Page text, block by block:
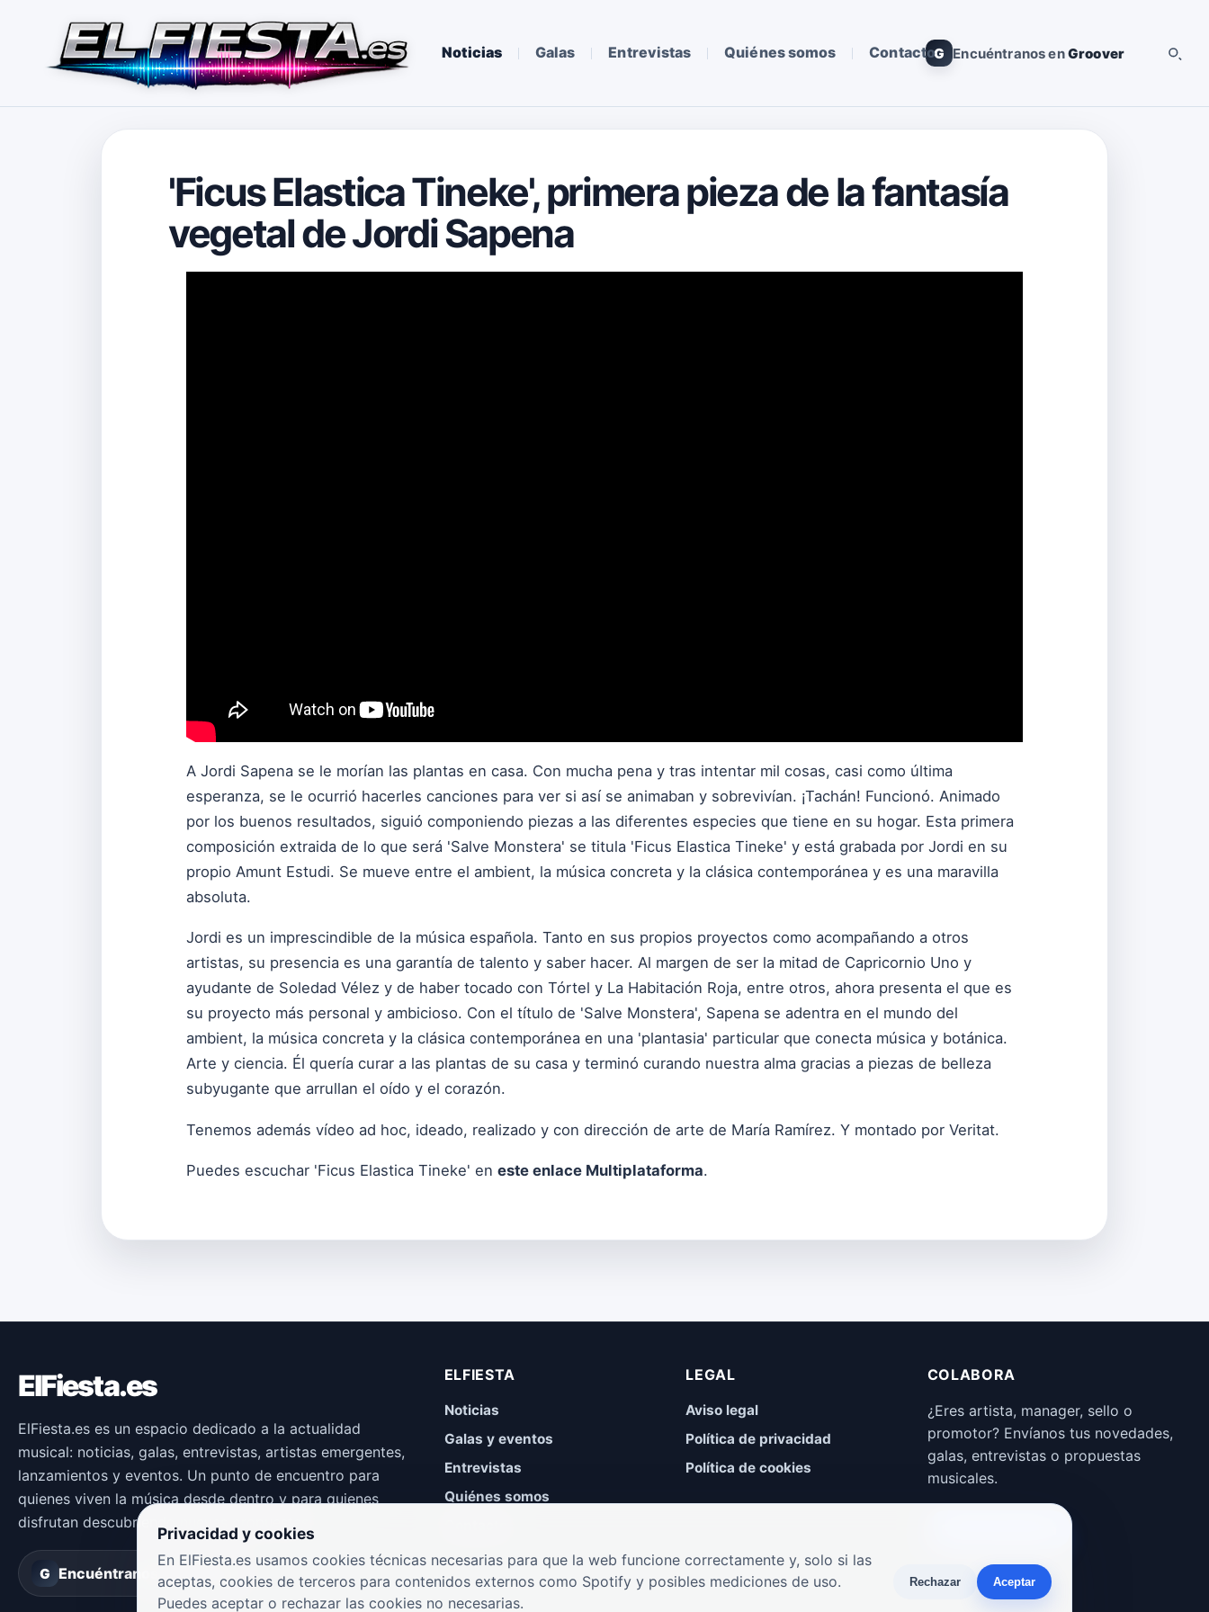
Noticias Galas Entrevistas Quiénes somos ContactoG Encuéntranos enGroover
'Ficus Elastica Tineke', primera pieza de la fantasía
vegetal de Jordi Sapena
A Jordi Sapena se le morían las plantas en casa. Con mucha pena y tras intentar mil cosas, casi como última
esperanza, se le ocurrió hacerles canciones para ver si así se animaban y sobrevivían. ¡Tachán! Funcionó. Animado
por los buenos resultados, siguió componiendo piezas a las diferentes especies que tiene en su hogar. Esta primera
composición extraida de lo que será 'Salve Monstera' se titula 'Ficus Elastica Tineke' y está grabada por Jordi en su
propio Amunt Estudi. Se mueve entre el ambient, la música concreta y la clásica contemporánea y es una maravilla
absoluta.
Jordi es un imprescindible de la música española. Tanto en sus propios proyectos como acompañando a otros
artistas, su presencia es una garantía de talento y saber hacer. Al margen de ser la mitad de Capricornio Uno y
ayudante de Soledad Vélez y de haber tocado con Tórtel y La Habitación Roja, entre otros, ahora presenta el que es
su proyecto más personal y ambicioso. Con el título de 'Salve Monstera', Sapena se adentra en el mundo del
ambient, la música concreta y la clásica contemporánea en una 'plantasia' particular que conecta música y botánica.
Arte y ciencia. Él quería curar a las plantas de su casa y terminó curando nuestra alma gracias a piezas de belleza
subyugante que arrullan el oído y el corazón.
Tenemos además vídeo ad hoc, ideado, realizado y con dirección de arte de María Ramírez. Y montado por Veritat.
Puedes escuchar 'Ficus Elastica Tineke' en este enlace Multiplataforma.
ElFiesta.es
ElFiesta.es es un espacio dedicado a la actualidad
musical: noticias, galas, entrevistas, artistas emergentes,
lanzamientos y eventos. Un punto de encuentro para
quienes viven la música desde dentro y para quienes
disfrutan descubriendo nuevas propuestas.
G Encuéntranos en Groover
ELFIESTA
Noticias
Galas y eventos
Entrevistas
Quiénes somos
LEGAL
Aviso legal
Política de privacidad
Política de cookies
COLABORA
¿Eres artista, manager, sello o
promotor? Envíanos tus novedades,
galas, entrevistas o propuestas
musicales.
Privacidad y cookies
En ElFiesta.es usamos cookies técnicas necesarias para que la web funcione correctamente y, solo si las
aceptas, cookies de terceros para contenidos externos como Spotify y posibles mediciones de uso.
Puedes aceptar o rechazar las cookies no necesarias.
Rechazar Aceptar